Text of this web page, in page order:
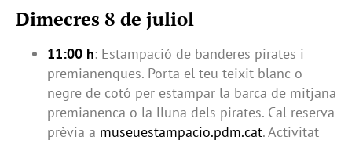
Dimecres 8 de juliol
11:00 h: Estampació de banderes pirates i
premianenques. Porta el teu teixit blanc o
negre de cotó per estampar la barca de mitjana
premianenca o la lluna dels pirates. Cal reserva
prèvia a museuestampacio.pdm.cat. Activitat